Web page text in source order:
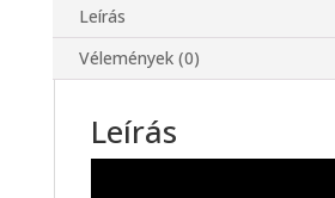
Leírás
Vélemények (0)
Leírás